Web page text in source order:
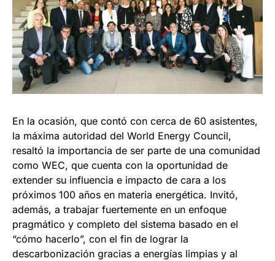
En la ocasión, que contó con cerca de 60 asistentes,
la máxima autoridad del World Energy Council,
resaltó la importancia de ser parte de una comunidad
como WEC, que cuenta con la oportunidad de
extender su influencia e impacto de cara a los
próximos 100 años en materia energética. Invitó,
además, a trabajar fuertemente en un enfoque
pragmático y completo del sistema basado en el
“cómo hacerlo”, con el fin de lograr la
descarbonización gracias a energías limpias y al